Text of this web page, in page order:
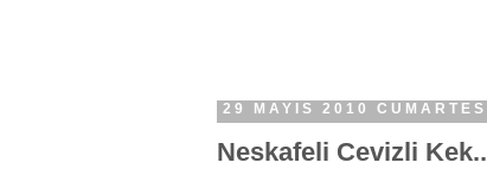
29 MAYIS 2010 CUMARTESI
Neskafeli Cevizli Kek..